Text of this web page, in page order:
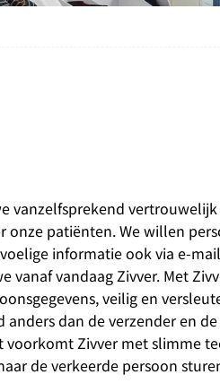
vanzelfsprekend
onze patiënten. We willen
informatie ook via e-
vanaf vandaag Zivver. Met
veilig en
dan de verzender en
voorkomt Zivver met slimme
de verkeerde persoon